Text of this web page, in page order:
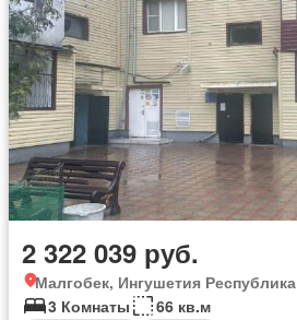
2 322 039 руб.
Малгобек, Ингушетия Республика
3 Комнаты
66 кв.м